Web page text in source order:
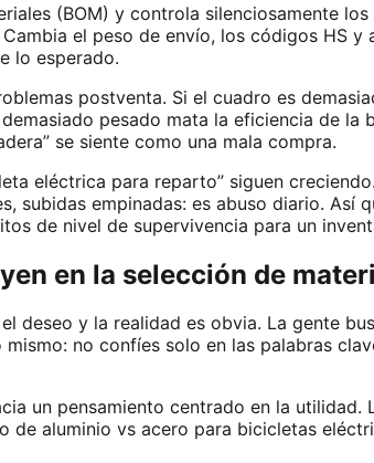
(BOM) y controla silenciosamente
el peso de envío, los códigos HS y
lo esperado.
postventa. Si el cuadro es
pesado mata la eficiencia de la
se siente como una mala compra.
eléctrica para reparto” siguen
empinadas: es abuso diario. Así
de nivel de supervivencia para un
en la selección de
y la realidad es obvia. La gente
no confíes solo en las palabras
un pensamiento centrado en la utilidad.
de aluminio vs acero para bicicletas